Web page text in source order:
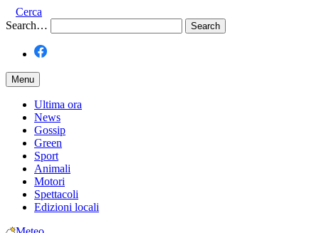
Cerca
Search…
Menu
Ultima ora
News
Gossip
Green
Sport
Animali
Motori
Spettacoli
Edizioni locali